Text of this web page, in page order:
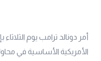
أمر دونالد ترامب يوم
الأمريكية الأساسية في